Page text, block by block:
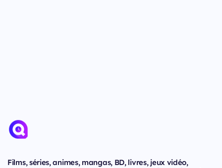
Films, séries, animes, mangas, BD, livres, jeux vidéo,